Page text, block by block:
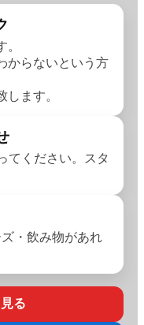
からないという方
ます。
てください。スタ
・飲み物があれ
る